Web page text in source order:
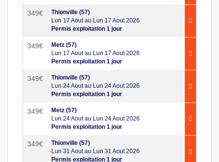
349€
Thionville (57)
Lun 17 Aout au Lun 17 Aout 2026
Permis exploitation 1 jour
349€
Metz (57)
Lun 17 Aout au Lun 17 Aout 2026
Permis exploitation 1 jour
349€
Thionville (57)
Lun 24 Aout au Lun 24 Aout 2026
Permis exploitation 1 jour
349€
Metz (57)
Lun 24 Aout au Lun 24 Aout 2026
Permis exploitation 1 jour
349€
Thionville (57)
Lun 31 Aout au Lun 31 Aout 2026
Permis exploitation 1 jour